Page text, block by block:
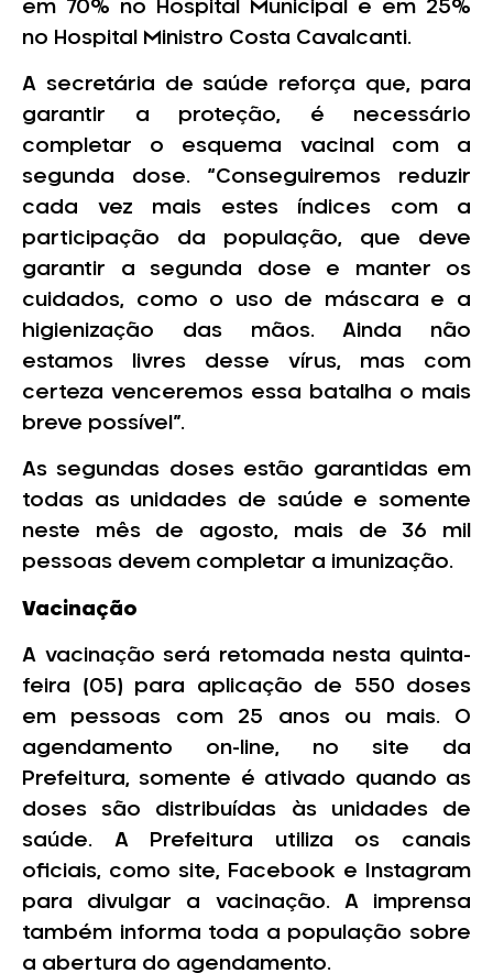
em 70% no Hospital Municipal e em 25%
no Hospital Ministro Costa Cavalcanti.
A secretária de saúde reforça que, para
garantir a proteção, é necessário
completar o esquema vacinal com a
segunda dose. “Conseguiremos reduzir
cada vez mais estes índices com a
participação da população, que deve
garantir a segunda dose e manter os
cuidados, como o uso de máscara e a
higienização das mãos. Ainda não
estamos livres desse vírus, mas com
certeza venceremos essa batalha o mais
breve possível”.
As segundas doses estão garantidas em
todas as unidades de saúde e somente
neste mês de agosto, mais de 36 mil
pessoas devem completar a imunização.
Vacinação
A vacinação será retomada nesta quinta-
feira (05) para aplicação de 550 doses
em pessoas com 25 anos ou mais. O
agendamento on-line, no site da
Prefeitura, somente é ativado quando as
doses são distribuídas às unidades de
saúde. A Prefeitura utiliza os canais
oficiais, como site, Facebook e Instagram
para divulgar a vacinação. A imprensa
também informa toda a população sobre
a abertura do agendamento.